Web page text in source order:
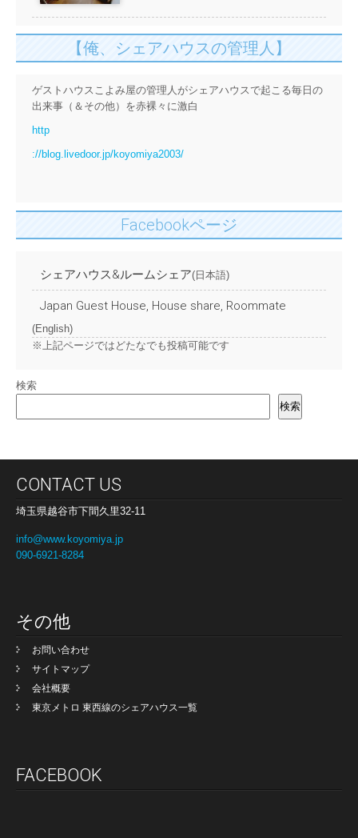
【俺、シェアハウスの管理人】
ゲストハウスこよみ屋の管理人がシェアハウスで起こる毎日の
出来事（＆その他）を赤裸々に激白
http
://blog.livedoor.jp/koyomiya2003/
Facebookページ
シェアハウス&ルームシェア(日本語)
Japan Guest House, House share, Roommate
(English)
※上記ページではどたなでも投稿可能です
検索
検索
CONTACT US
埼玉県越谷市下間久里32-11
info@www.koyomiya.jp
090-6921-8284
その他
お問い合わせ
サイトマップ
会社概要
東京メトロ 東西線のシェアハウス一覧
FACEBOOK